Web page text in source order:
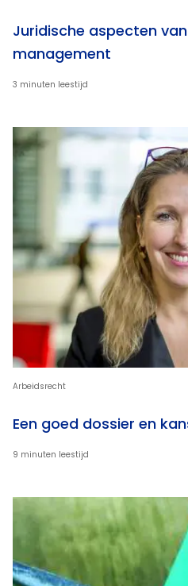
Juridische aspecten
management
3 minuten leestijd
Een goed dossier en
Arbeidsrecht
9 minuten leestijd